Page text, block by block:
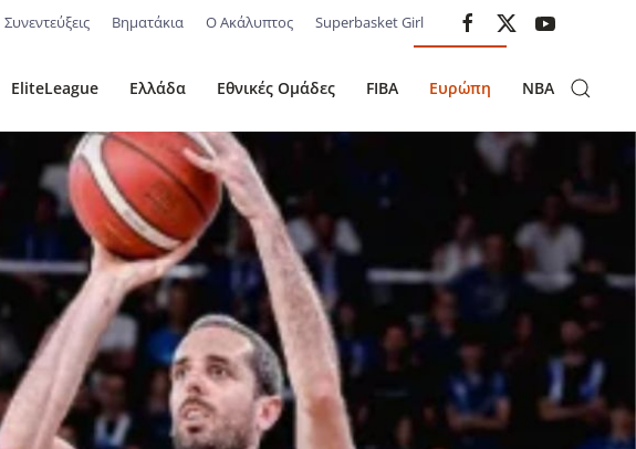
Συνεντεύξεις Βηματάκια Ο Ακάλυπτος Superbasket Girl
EliteLeague Ελλάδα Εθνικές Ομάδες FIBA Ευρώπη NBA